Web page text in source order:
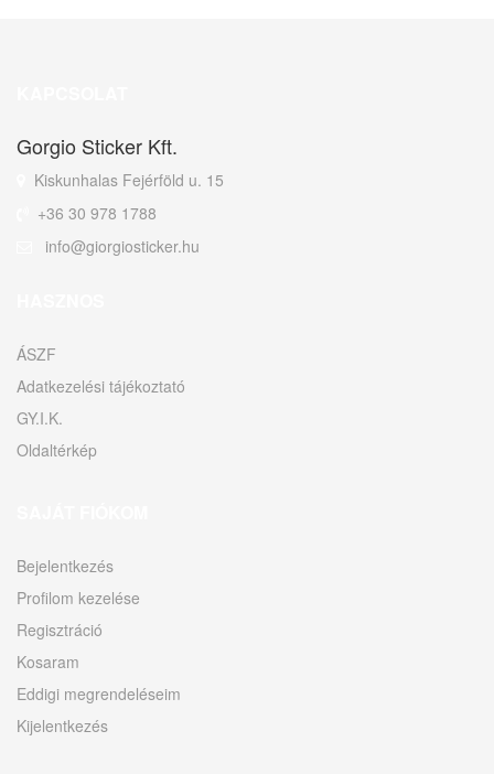
Gorgio Sticker Kft.
Kiskunhalas Fejérföld u. 15
+36 30 978 1788
info@giorgiosticker.hu
ÁSZF
Adatkezelési tájékoztató
GY.I.K.
Oldaltérkép
Bejelentkezés
Profilom kezelése
Regisztráció
Kosaram
Eddigi megrendeléseim
Kijelentkezés